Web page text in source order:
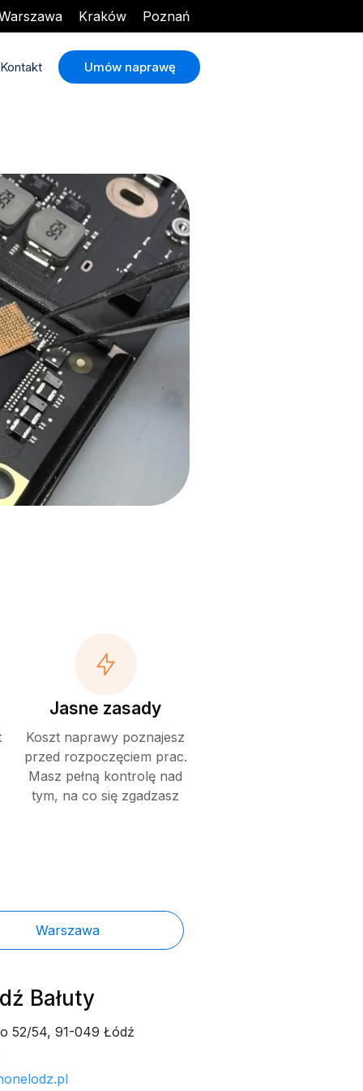
Kraków Poznań
Kontakt Umów naprawę
Jasne zasady
Koszt naprawy poznajesz
przed rozpoczęciem prac.
Masz pełną kontrolę nad
tym, na co się zgadzasz
Warszawa
Bałuty
52/54, 91-049 Łódź